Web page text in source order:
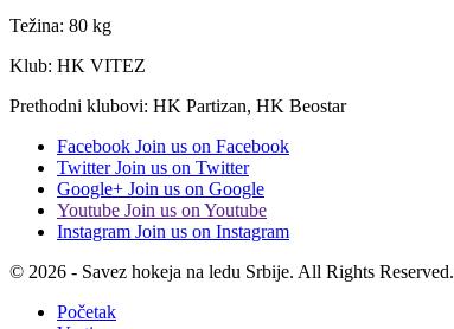
Težina: 80 kg
Klub: HK VITEZ
Prethodni klubovi: HK Partizan, HK Beostar
Facebook Join us on Facebook
Twitter Join us on Twitter
Google+ Join us on Google
Youtube Join us on Youtube
Instagram Join us on Instagram
© 2026 - Savez hokeja na ledu Srbije. All Rights Reserved.
Početak